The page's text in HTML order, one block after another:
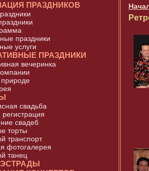
ПРАЗДНИКОВ
праздники
услуги
ПРАЗДНИКИ
вечеринка
свадьба
свадеб
торты
транспорт
фотогалерея
танец